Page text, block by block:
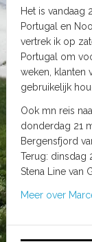
Het is vandaag
Portugal en
vertrek ik op
Portugal om
weken, klanten
gebruikelijk
Ook mn reis
donderdag 21
Bergensfjord
Terug: dinsdag
Stena Line van
Meer over